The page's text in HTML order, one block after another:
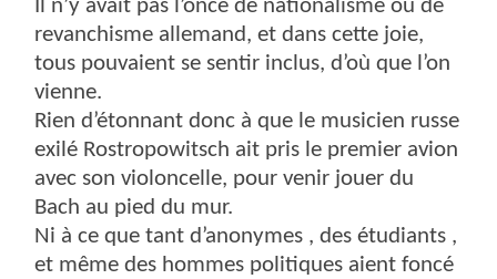
Il n’y avait pas l’once de nationalisme ou de
revanchisme allemand, et dans cette joie,
tous pouvaient se sentir inclus, d’où que l’on
vienne.
Rien d’étonnant donc à que le musicien russe
exilé Rostropowitsch ait pris le premier avion
avec son violoncelle, pour venir jouer du
Bach au pied du mur.
Ni à ce que tant d’anonymes , des étudiants ,
et même des hommes politiques aient foncé